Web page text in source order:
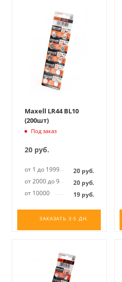
Maxell LR44 BL10
(200шт)
Под заказ
20 руб.
от 1 до 1999 20руб.
от 2000 до 9999
20руб.
от 10000
19руб.
ЗАКАЗАТЬ 3-5 ДН.